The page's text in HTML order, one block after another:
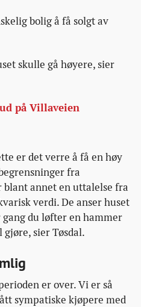
bolig å få solgt av
skulle gå høyere, sier
på Villaveien
er det verre å få en høy
fra
annet en uttalelse fra
verdi. De anser huset
du løfter en hammer
sier Tøsdal.
er over. Vi er så
sympatiske kjøpere med